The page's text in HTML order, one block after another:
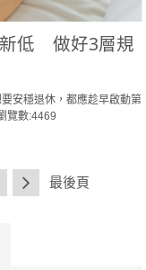
新低 做好3層規
安穩退休，都應趁早啟動第
覽數:4469
最後頁